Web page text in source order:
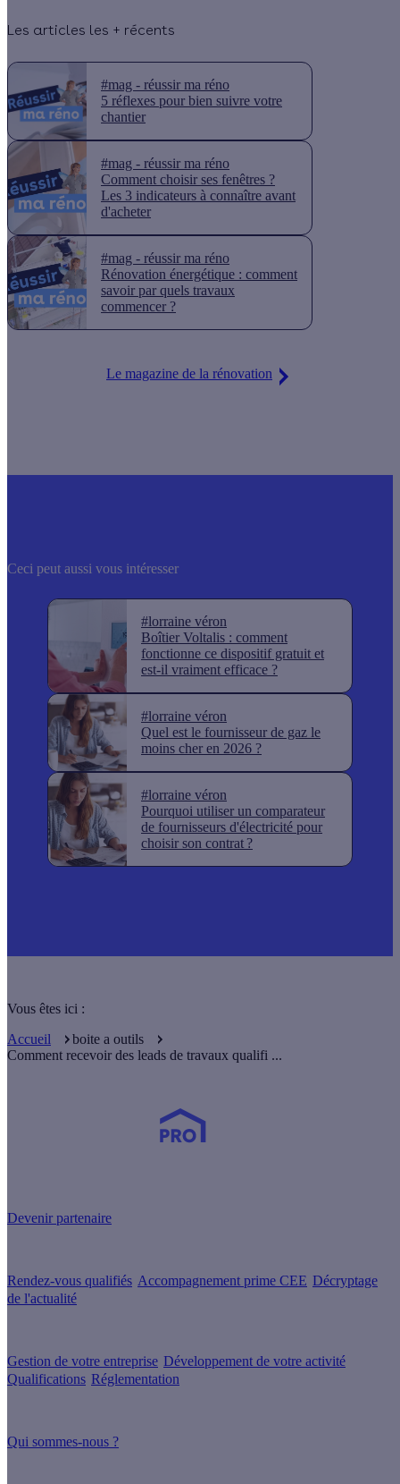
Les articles les + récents
#mag - réussir ma réno
5 réflexes pour bien suivre votre
chantier
#mag - réussir ma réno
Comment choisir ses fenêtres ?
Les 3 indicateurs à connaître avant
d'acheter
#mag - réussir ma réno
Rénovation énergétique : comment
savoir par quels travaux
commencer ?
Le magazine de la rénovation
Ceci peut aussi vous intéresser
#lorraine véron
Boîtier Voltalis : comment
fonctionne ce dispositif gratuit et
est-il vraiment efficace ?
#lorraine véron
Quel est le fournisseur de gaz le
moins cher en 2026 ?
#lorraine véron
Pourquoi utiliser un comparateur
de fournisseurs d'électricité pour
choisir son contrat ?
Vous êtes ici :
Accueil
boite a outils
Comment recevoir des leads de travaux qualifi ...
Devenir partenaire
Rendez-vous qualifiés Accompagnement prime CEE Décryptage
de l'actualité
Gestion de votre entreprise Développement de votre activité
Qualifications Réglementation
Qui sommes-nous ?